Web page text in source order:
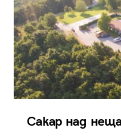
Сакар над